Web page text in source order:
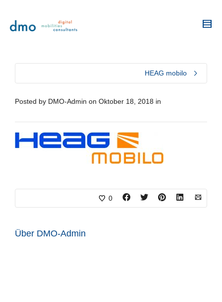
HEAG mobilo
Posted by DMO-Admin on Oktober 18, 2018 in
0
Über DMO-Admin